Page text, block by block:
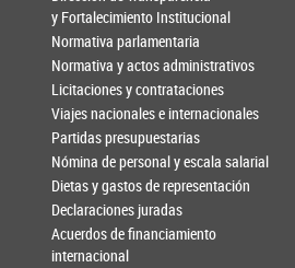
y Fortalecimiento Institucional
Normativa parlamentaria
Normativa y actos administrativos
Licitaciones y contrataciones
Viajes nacionales e internacionales
Partidas presupuestarias
Nómina de personal y escala salarial
Dietas y gastos de representación
Declaraciones juradas
Acuerdos de financiamiento
internacional